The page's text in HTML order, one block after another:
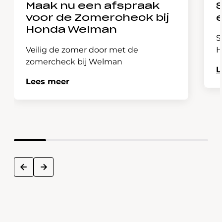
Maak nu een afspraak
voor de Zomercheck bij
Honda Welman
Veilig de zomer door met de
zomercheck bij Welman
Lees meer
prev next